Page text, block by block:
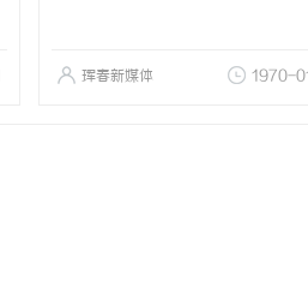
珲春新媒体 1970-